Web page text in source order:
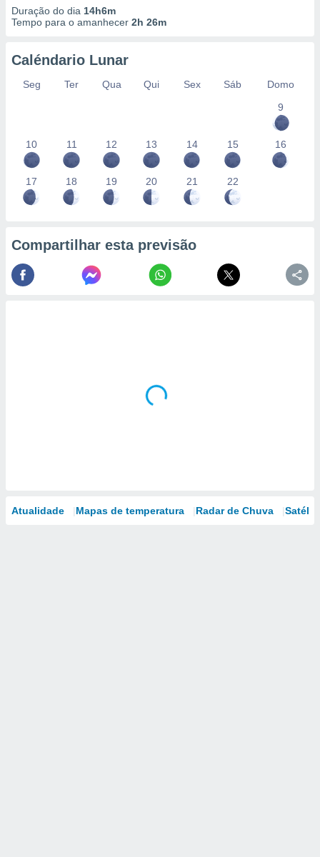
Duração do dia 14h6m
Tempo para o amanhecer 2h 26m
Caléndario Lunar
Seg Ter Qua Qui Sex Sáb
Domo
9
10 11 12 13 14 15 16
17 18 19 20 21 22
Compartilhar esta previsão
Atualidade Mapas de temperatura Radar de Chuva